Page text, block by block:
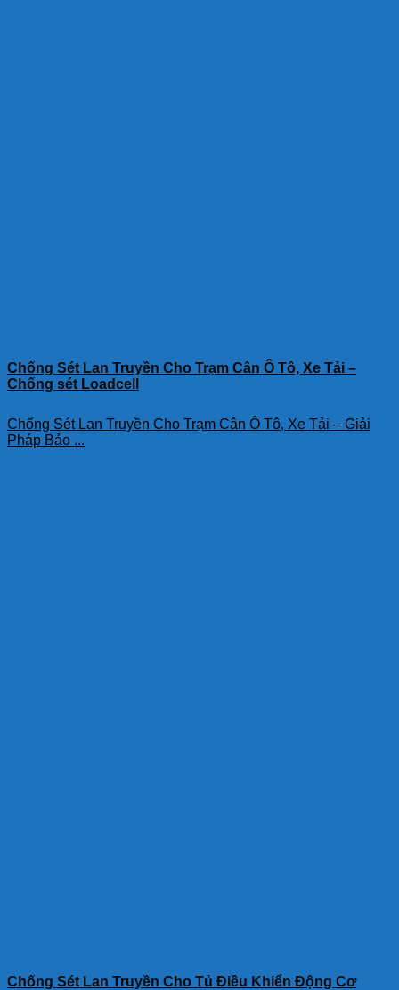
Chống Sét Lan Truyền Cho Trạm Cân Ô Tô, Xe Tải –
Chống sét Loadcell
Chống Sét Lan Truyền Cho Trạm Cân Ô Tô, Xe Tải – Giải
Pháp Bảo ...
Chống Sét Lan Truyền Cho Tủ Điều Khiển Động Cơ